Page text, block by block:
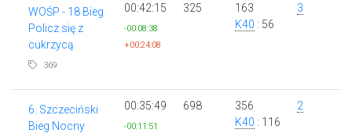
WOŚP - 18 Bieg
Policz się z
cukrzycą
369
00:42:15
-00:08:38
+00:24:08
325
163
K40 : 56
3
6. Szczeciński
Bieg Nocny
00:35:49
-00:11:51
698
356
K40 : 116
2